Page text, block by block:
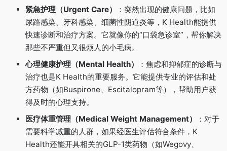
紧急护理（Urgent Care）
：突然出现的健康问题，比如
尿路感染、牙科感染、细菌性阴道炎等，K Health能提供
快速诊断和治疗方案。它就像你的“口袋急诊室”，帮你解决
那些不严重但又很烦人的小毛病。
心理健康护理（Mental Health）
：焦虑和抑郁症的诊断与
治疗也是K Health的重要服务。它能提供专业的评估和处
方药物（如Buspirone、Escitalopram等），帮助用户获
得及时的心理支持。
医疗体重管理（Medical Weight Management）
：对于
需要科学减重的人群，如果经医生评估符合条件，K
Health还能开具相关的GLP-1类药物（如Wegovy、